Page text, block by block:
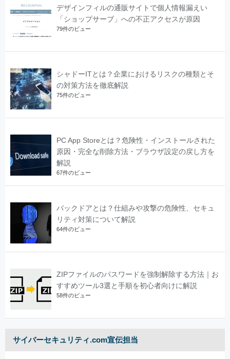
デザインフィルの通販サイトで個人情報漏えい
「ショップサーブ」への不正アクセスが原因
79件のビュー
シャドーITとは？企業におけるリスクの種類とそ
の対策方法を徹底解説
75件のビュー
PC App Storeとは？危険性・インストールされた
原因・完全な削除方法・ブラウザ設定の戻し方を
解説
67件のビュー
バックドアとは？仕組みや攻撃の危険性、セキュ
リティ対策について解説
64件のビュー
ZIPファイルのパスワードを強制解除する方法｜お
すすめツール3選と手順を初心者向けに解説
58件のビュー
サイバーセキュリティ.com宣伝担当